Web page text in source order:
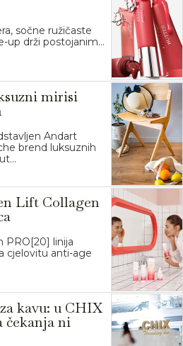
sočne ružičaste
up drži postojanim…
mirisi
Andart
brend luksuznih
Lift Collagen
PRO[20] linija
cjelovitu anti-age
kavu: u CHIX
čekanja ni